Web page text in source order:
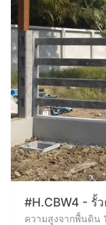
#H.CBW4 - รั้
ความสูงจากพื้นดิน